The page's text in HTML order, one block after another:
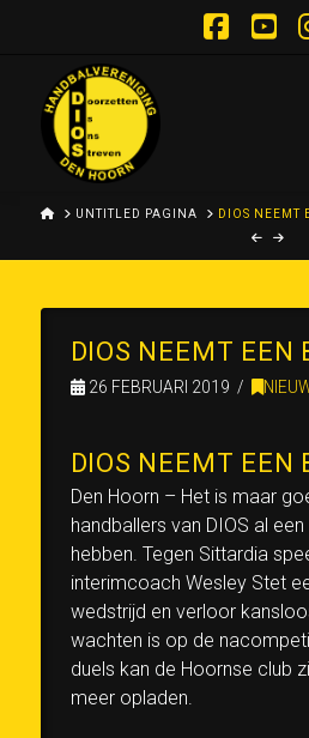
HOMEUNTITLED PAGINA DIOS NEEMT
DIOS NEEMT EEN
26 FEBRUARI 2019
DIOS NEEMT EEN
Den Hoorn – Het is maar
handballers van DIOS al
hebben. Tegen Sittardia
interimcoach Wesley Stet
wedstrijd en verloor
wachten is op de
duels kan de Hoornse club
meer opladen.